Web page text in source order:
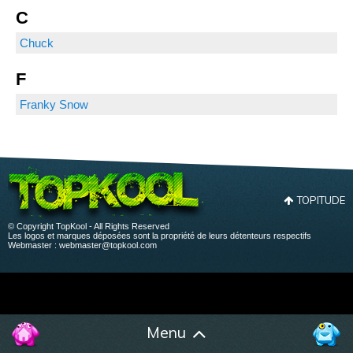
Menu
C
Chuck
F
Franky Snow
TOPITUDE
© Copyright TopKool - All Rights Reserved
Les logos et marques déposées sont la propriété de leurs détenteurs respectifs
Webmaster : webmaster@topkool.com